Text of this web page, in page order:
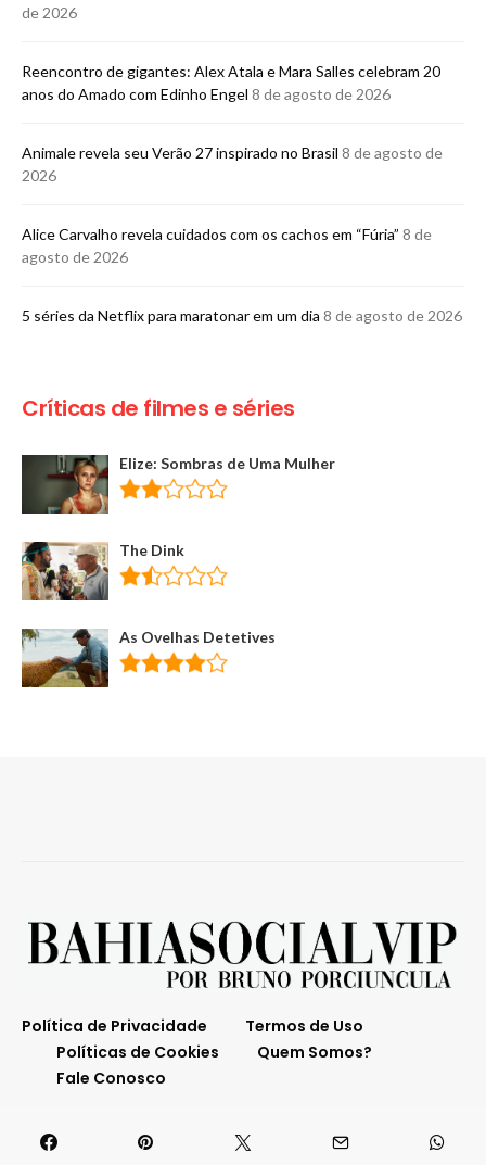
de 2026
Reencontro de gigantes: Alex Atala e Mara Salles celebram 20
anos do Amado com Edinho Engel 8 de agosto de 2026
Animale revela seu Verão 27 inspirado no Brasil 8 de agosto de
2026
Alice Carvalho revela cuidados com os cachos em “Fúria” 8 de
agosto de 2026
5 séries da Netflix para maratonar em um dia 8 de agosto de 2026
Críticas de filmes e séries
Elize: Sombras de Uma Mulher
The Dink
As Ovelhas Detetives
Política de Privacidade
Termos de Uso
Políticas de Cookies
Quem Somos?
Fale Conosco